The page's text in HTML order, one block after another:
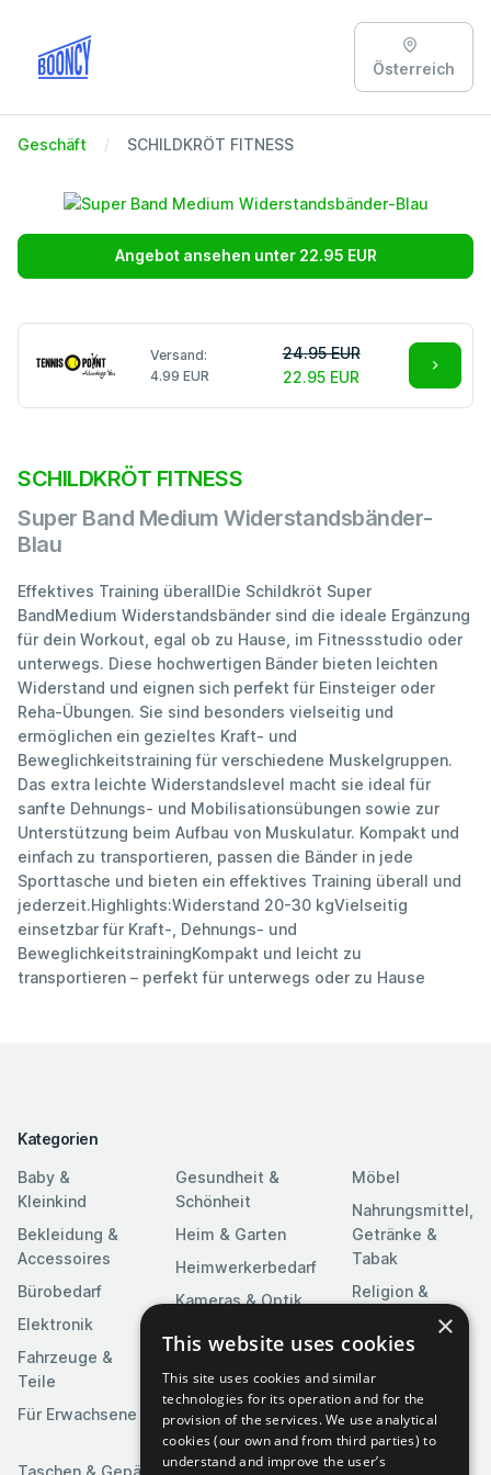
Österreich
Geschäft SCHILDKRÖT FITNESS
Angebot ansehen unter 22.95 EUR
Versand:
4.99 EUR
24.95 EUR
22.95 EUR
SCHILDKRÖT FITNESS
Super Band Medium Widerstandsbänder-
Blau
Effektives Training überallDie Schildkröt Super
BandMedium Widerstandsbänder sind die ideale Ergänzung
für dein Workout, egal ob zu Hause, im Fitnessstudio oder
unterwegs. Diese hochwertigen Bänder bieten leichten
Widerstand und eignen sich perfekt für Einsteiger oder
Reha-Übungen. Sie sind besonders vielseitig und
ermöglichen ein gezieltes Kraft- und
Beweglichkeitstraining für verschiedene Muskelgruppen.
Das extra leichte Widerstandslevel macht sie ideal für
sanfte Dehnungs- und Mobilisationsübungen sowie zur
Unterstützung beim Aufbau von Muskulatur. Kompakt und
einfach zu transportieren, passen die Bänder in jede
Sporttasche und bieten ein effektives Training überall und
jederzeit.Highlights:Widerstand 20-30 kgVielseitig
einsetzbar für Kraft-, Dehnungs- und
BeweglichkeitstrainingKompakt und leicht zu
transportieren – perfekt für unterwegs oder zu Hause
Kategorien
Baby &
Kleinkind
Bekleidung &
Accessoires
Bürobedarf
Elektronik
Fahrzeuge &
Teile
Für Erwachsene
Gesundheit &
Schönheit
Heim & Garten
Heimwerkerbedarf
Kameras & Optik
Kunst &
Unterhaltung
Medien
Möbel
Nahrungsmittel,
Getränke &
Tabak
Religion &
Feierlichkeiten
Software
Spielzeuge &
Spiele
Sportartikel
×
This website uses cookies
This site uses cookies and similar
technologies for its operation and for the
provision of the services. We use analytical
cookies (our own and from third parties) to
understand and improve the user’s